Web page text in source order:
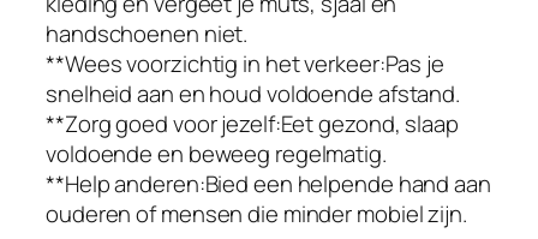
handschoenen niet.
**Wees voorzichtig in het verkeer:Pas je
snelheid aan en houd voldoende afstand.
**Zorg goed voor jezelf:Eet gezond, slaap
voldoende en beweeg regelmatig.
**Help anderen:Bied een helpende hand aan
ouderen of mensen die minder mobiel zijn.